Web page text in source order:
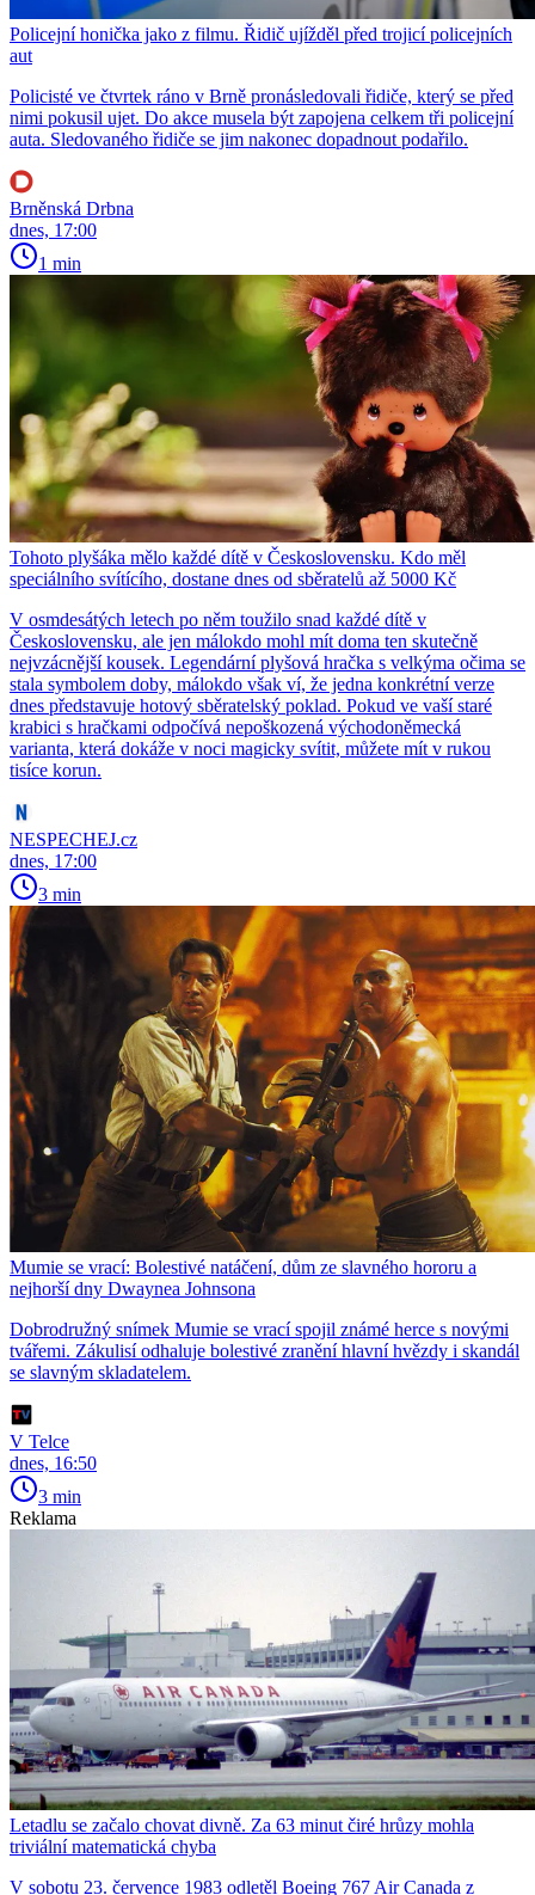
Policejní honička jako z filmu. Řidič ujížděl před trojicí policejních
aut
Policisté ve čtvrtek ráno v Brně pronásledovali řidiče, který se před
nimi pokusil ujet. Do akce musela být zapojena celkem tři policejní
auta. Sledovaného řidiče se jim nakonec dopadnout podařilo.
Brněnská Drbna
dnes, 17:00
1 min
Tohoto plyšáka mělo každé dítě v Československu. Kdo měl
speciálního svítícího, dostane dnes od sběratelů až 5000 Kč
V osmdesátých letech po něm toužilo snad každé dítě v
Československu, ale jen málokdo mohl mít doma ten skutečně
nejvzácnější kousek. Legendární plyšová hračka s velkýma očima se
stala symbolem doby, málokdo však ví, že jedna konkrétní verze
dnes představuje hotový sběratelský poklad. Pokud ve vaší staré
krabici s hračkami odpočívá nepoškozená východoněmecká
varianta, která dokáže v noci magicky svítit, můžete mít v rukou
tisíce korun.
NESPECHEJ.cz
dnes, 17:00
3 min
Mumie se vrací: Bolestivé natáčení, dům ze slavného hororu a
nejhorší dny Dwaynea Johnsona
Dobrodružný snímek Mumie se vrací spojil známé herce s novými
tvářemi. Zákulisí odhaluje bolestivé zranění hlavní hvězdy i skandál
se slavným skladatelem.
V Telce
dnes, 16:50
3 min
Reklama
Letadlu se začalo chovat divně. Za 63 minut čiré hrůzy mohla
triviální matematická chyba
V sobotu 23. července 1983 odletěl Boeing 767 Air Canada z